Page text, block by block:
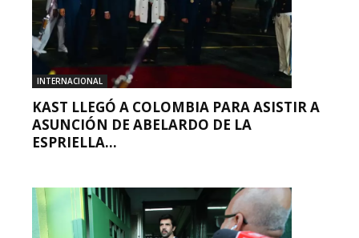
INTERNACIONAL
KAST LLEGÓ A COLOMBIA PARA ASISTIR A
ASUNCIÓN DE ABELARDO DE LA
ESPRIELLA...